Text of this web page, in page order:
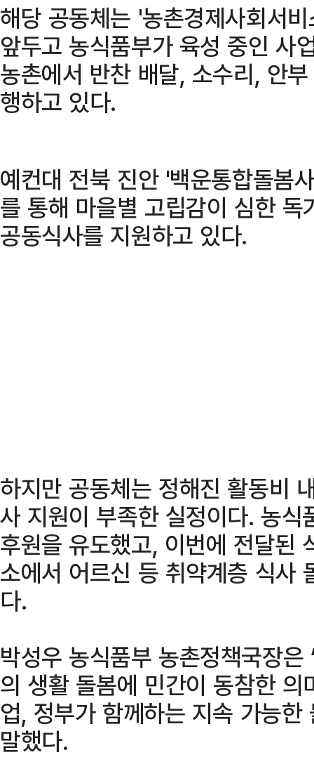
해당 공동체는 '농촌경제사회서
앞두고 농식품부가 육성 중인 사
농촌에서 반찬 배달, 소수리, 안
행하고 있다.
예컨대 전북 진안 '백운통합돌봄
를 통해 마을별 고립감이 심한
공동식사를 지원하고 있다.
하지만 공동체는 정해진 활동비
사 지원이 부족한 실정이다. 농
후원을 유도했고, 이번에 전달된
소에서 어르신 등 취약계층 식사
다.
박성우 농식품부 농촌정책국장
의 생활 돌봄에 민간이 동참한
업, 정부가 함께하는 지속 가능
말했다.